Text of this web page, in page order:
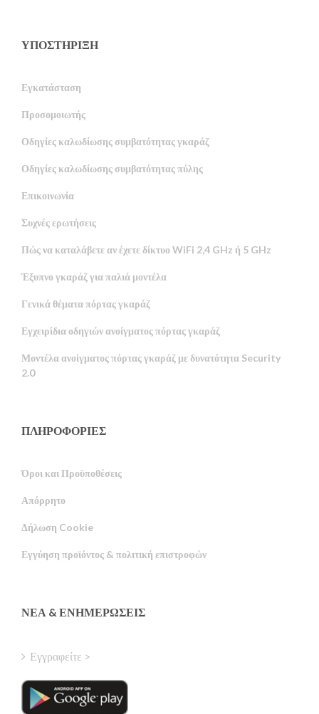
ΥΠΟΣΤΉΡΙΞΗ
Εγκατάσταση
Προσομοιωτής
Οδηγίες καλωδίωσης συμβατότητας γκαράζ
Οδηγίες καλωδίωσης συμβατότητας πύλης
Επικοινωνία
Συχνές ερωτήσεις
Πώς να καταλάβετε αν έχετε δίκτυο WiFi 2,4 GHz ή 5 GHz
Έξυπνο γκαράζ για παλιά μοντέλα
Γενικά θέματα πόρτας γκαράζ
Εγχειρίδια οδηγιών ανοίγματος πόρτας γκαράζ
Μοντέλα ανοίγματος πόρτας γκαράζ με δυνατότητα Security
2.0
ΠΛΗΡΟΦΟΡΙΕΣ
Όροι και Προϋποθέσεις
Απόρρητο
Δήλωση Cookie
Εγγύηση προϊόντος & πολιτική επιστροφών
ΝΈΑ & ΕΝΗΜΕΡΏΣΕΙΣ
Εγγραφείτε >